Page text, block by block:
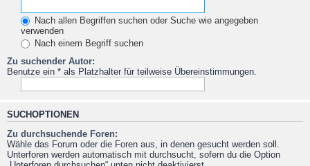
Nach allen Begriffen suchen oder Suche wie angegeben
verwenden
Nach einem Begriff suchen
Zu suchender Autor:
Benutze ein * als Platzhalter für teilweise Übereinstimmungen.
SUCHOPTIONEN
Zu durchsuchende Foren:
Wähle das Forum oder die Foren aus, in denen gesucht werden soll.
Unterforen werden automatisch mit durchsucht, sofern du die Option